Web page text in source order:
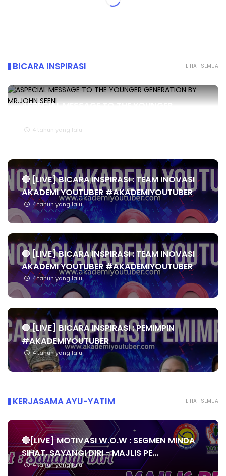
LIHAT SEMUA
BICARA INSPIRASI
ASPECIAL MESSAGE TO THE YOUNGER
4 tahun yang lalu
🔴 [LIVE] BICARA INSPIRASI : TEAM INOVASI
AKADEMI YOUTUBER #AKADEMIYOUTUBER
4 tahun yang lalu
🔴 [LIVE] BICARA INSPIRASI : TEAM INOVASI
AKADEMI YOUTUBER #AKADEMIYOUTUBER
4 tahun yang lalu
🔴 [LIVE] BICARA INSPIRASI : PEMIMPIN
#AKADEMIYOUTUBER
4 tahun yang lalu
LIHAT SEMUA
KERJASAMA AYU-YATIM
🔴[LIVE] MOTIVASI W.O.W : SEGMEN MINDA
SIHAT, SAYANGI DIRI - MAJLIS PE...
4 tahun yang lalu